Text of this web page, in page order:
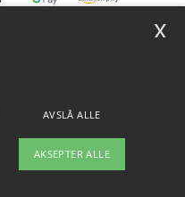
AVSLÅ ALLE
AKSEPTER ALLE
x